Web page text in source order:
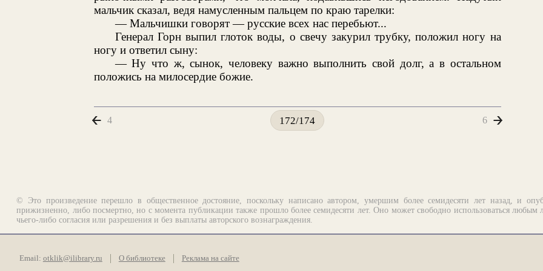
мальчик сказал, ведя намусленным пальцем по краю тарелки:
— Мальчишки говорят — русские всех нас перебьют...
Генерал Горн выпил глоток воды, о свечу закурил трубку, положил ногу на
ногу и ответил сыну:
— Ну что ж, сынок, человеку важно выполнить свой долг, а в остальном
положись на милосердие божие.
4 172/174 6
© Это произведение перешло в общественное достояние, поскольку написано автором, умершим более семидесяти лет назад, и
прижизненно, либо посмертно, но с момента публикации также прошло более семидесяти лет. Оно может свободно использоваться любым
чьего-либо согласия или разрешения и без выплаты авторского вознаграждения.
Email: otklik@ilibrary.ru О библиотеке Реклама на сайте